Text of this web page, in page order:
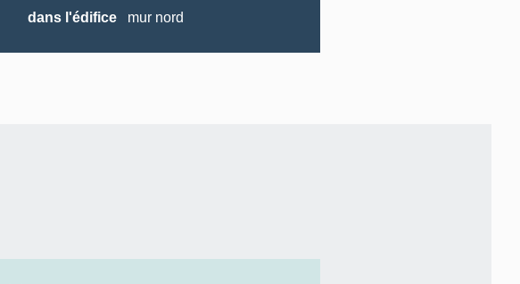
dans l'édifice
mur nord